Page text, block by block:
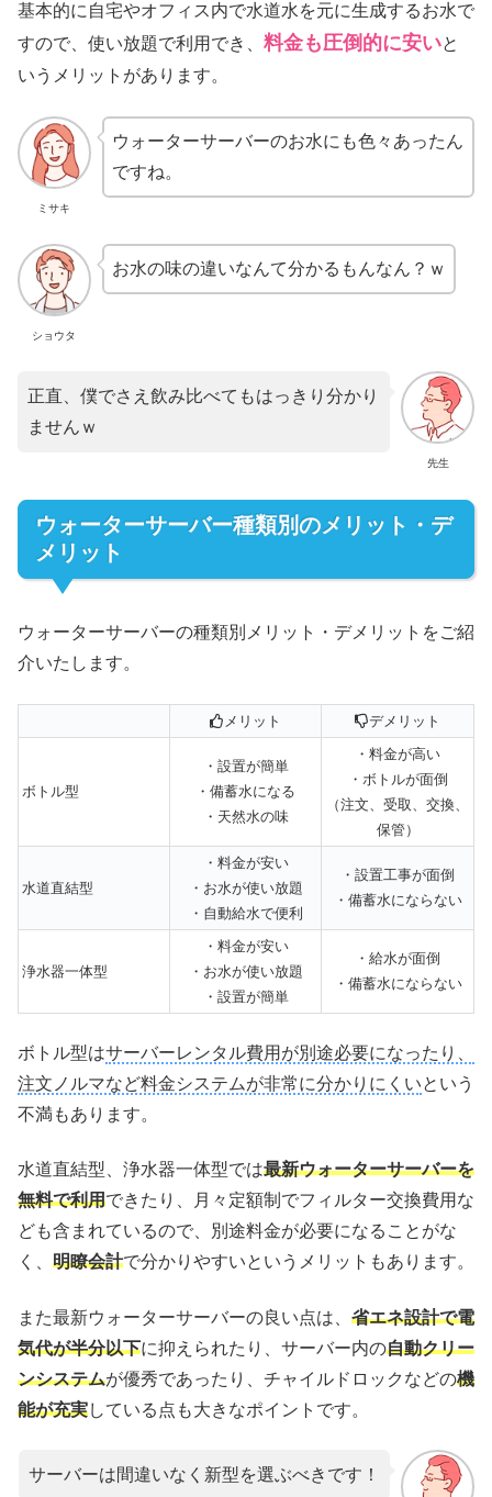
基本的に自宅やオフィス内で水道水を元に生成するお水で
すので、使い放題で利用でき、 料金も圧倒的に安いと
いうメリットがあります。
ミサキ
ウォーターサーバーのお水にも色々あったん
ですね。
ショウタ
お水の味の違いなんて分かるもんなん？ｗ
先生
正直、僕でさえ飲み比べてもはっきり分かり
ませんｗ
ウォーターサーバー種類別のメリット・デ
メリット
ウォーターサーバーの種類別メリット・デメリットをご紹
介いたします。
メリット デメリット
ボトル型
・設置が簡単
・備蓄水になる
・天然水の味
・料金が高い
・ボトルが面倒
（注文、受取、交換、
保管）
水道直結型
・料金が安い
・お水が使い放題
・自動給水で便利
・設置工事が面倒
・備蓄水にならない
浄水器一体型
・料金が安い
・お水が使い放題
・設置が簡単
・給水が面倒
・備蓄水にならない
ボトル型はサーバーレンタル費用が別途必要になったり、
注文ノルマなど料金システムが非常に分かりにくいという
不満もあります。
水道直結型、浄水器一体型では最新ウォーターサーバーを
無料で利用できたり、月々定額制でフィルター交換費用な
ども含まれているので、別途料金が必要になることがな
く、 明瞭会計で分かりやすいというメリットもあります。
また最新ウォーターサーバーの良い点は、 省エネ設計で電
気代が半分以下に抑えられたり、サーバー内の自動クリー
ンシステムが優秀であったり、チャイルドロックなどの機
能が充実している点も大きなポイントです。
サーバーは間違いなく新型を選ぶべきです！